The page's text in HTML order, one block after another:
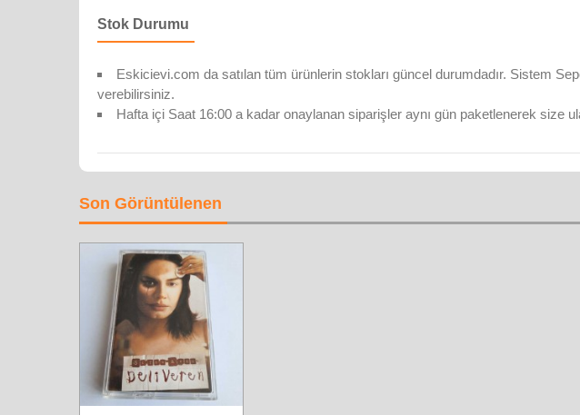
Stok Durumu
Eskicievi.com da satılan tüm ürünlerin stokları güncel durumdadır. Sistem
verebilirsiniz.
Hafta içi Saat 16:00 a kadar onaylanan siparişler aynı gün paketlenerek size
Son Görüntülenen